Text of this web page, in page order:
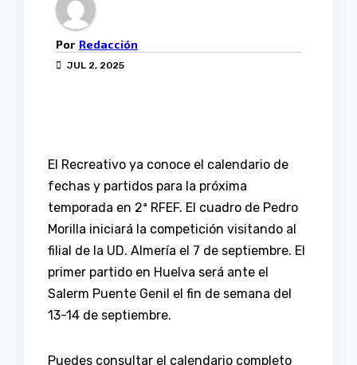
Por Redacción
JUL 2, 2025
El Recreativo ya conoce el calendario de
fechas y partidos para la próxima
temporada en 2ª RFEF. El cuadro de Pedro
Morilla iniciará la competición visitando al
filial de la UD. Almería el 7 de septiembre. El
primer partido en Huelva será ante el
Salerm Puente Genil el fin de semana del
13-14 de septiembre.
Puedes consultar el calendario completo